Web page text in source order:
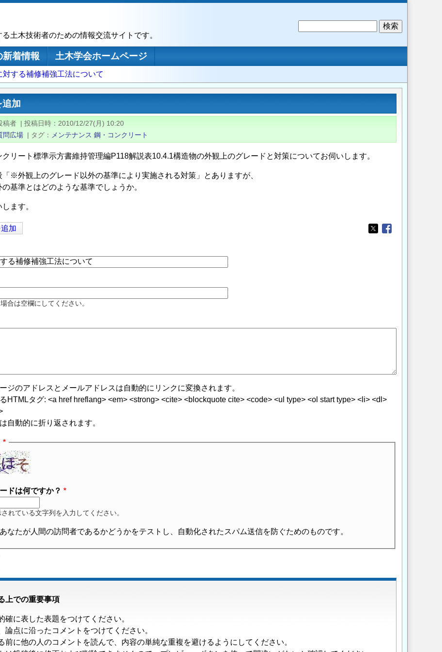
土木技術者のための情報交流サイトです。
新着情報
土木学会ホームページ
対する補修補強工法について
追加
稿者 | 投稿日時
2010/12/27(月) 10:20
問広場 | タグ メンテナンス 鋼・コンクリート
クリート標準示方書維持管理編P118解説表10.4.1構造物の外観上のグレードと対策についてお伺いします。
「※外観上のグレード以外の基準により実施される対策」とありますが、
基準とはどのような基準でしょうか。
ます。
加
Opens in a new
Opens in a new
合は空欄にしてください。
ジのアドレスとメールアドレスは自動的にリンクに変換されます。
HTMLタグ: <a href hreflang> <em> <strong> <cite> <blockquote cite> <code> <ul type> <ol start type> <li> <dl>
自動的に折り返されます。
ドは何ですか？
れている文字列を入力してください。
なたが人間の訪問者であるかどうかをテストし、自動化されたスパム送信を防ぐためのものです。
上での重要事項
確に表した表題をつけてください。
論点に沿ったコメントをつけてください。
前に他の人のコメントを読んで、内容の単純な重複を避けるようにしてください。